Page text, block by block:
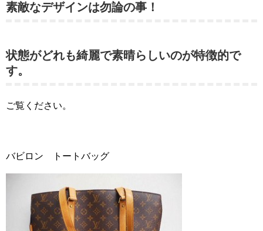
素敵なデザインは勿論の事！
状態がどれも綺麗で素晴らしいのが特徴的で
す。
ご覧ください。
バビロン トートバッグ